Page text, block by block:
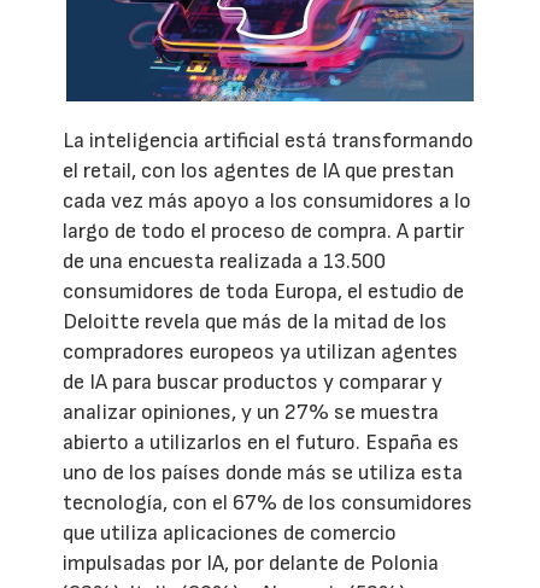
La inteligencia artificial está transformando
el retail, con los agentes de IA que prestan
cada vez más apoyo a los consumidores a lo
largo de todo el proceso de compra. A partir
de una encuesta realizada a 13.500
consumidores de toda Europa, el estudio de
Deloitte revela que más de la mitad de los
compradores europeos ya utilizan agentes
de IA para buscar productos y comparar y
analizar opiniones, y un 27% se muestra
abierto a utilizarlos en el futuro. España es
uno de los países donde más se utiliza esta
tecnología, con el 67% de los consumidores
que utiliza aplicaciones de comercio
impulsadas por IA, por delante de Polonia